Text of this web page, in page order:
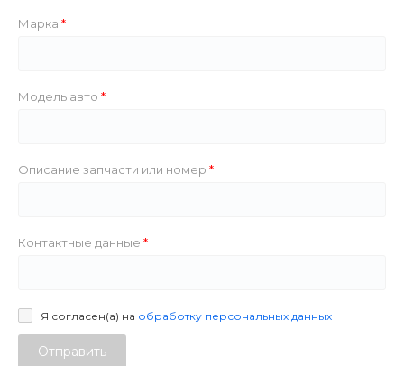
Марка
Модель авто
Описание запчасти или номер
Контактные данные
Я согласен(а) на обработку персональных данных
Отправить